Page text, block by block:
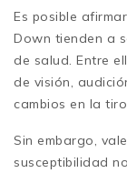
Es posible
Down tienden a
de salud. Entre
de visión,
cambios en la
Sin embargo,
susceptibilidad